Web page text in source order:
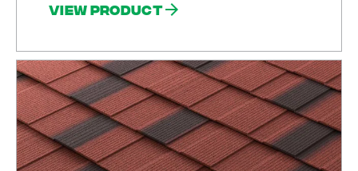
View product